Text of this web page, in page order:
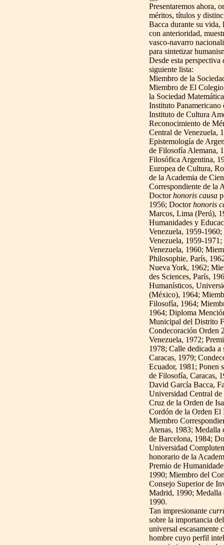
Presentaremos ahora,
méritos, títulos y
Bacca durante su vida,
con anterioridad,
vasco-navarro
para sintetizar
Desde esta
siguiente lista:
Miembro de la
Miembro de El
la Sociedad
Instituto
Instituto de Cultura
Reconocimiento de
Central de Venezuela,
Epistemología de
de Filosofía Alemana,
Filosófica Argentina,
Europea de Cultura,
de la Academia de
Correspondiente de la
Doctorhonoris causa
1956; Doctorhonoris
Marcos, Lima (Perú),
Humanidades y
Venezuela, 1959-
Venezuela, 1959-
Venezuela, 1960;
Philosophie, París,
Nueva York, 1962;
des Sciences, París,
Humanísticos,
(México), 1964;
Filosofía, 1964;
1964; Diploma
Municipal del Distrito
Condecoración Orden
Venezuela, 1972;
1978; Calle dedicada
Caracas, 1979;
Ecuador, 1981; Ponen
de Filosofía, Caracas,
David García Bacca,
Universidad Central de
Cruz de la Orden de
Cordón de la Orden El
Miembro
Atenas, 1983; Medalla
de Barcelona, 1984;
Universidad
honorario de la
Premio de
1990; Miembro del
Consejo Superior de
Madrid, 1990; Medalla
1990.
Tan impresionante
sobre la importancia
universal escasamente
hombre cuyo perfil